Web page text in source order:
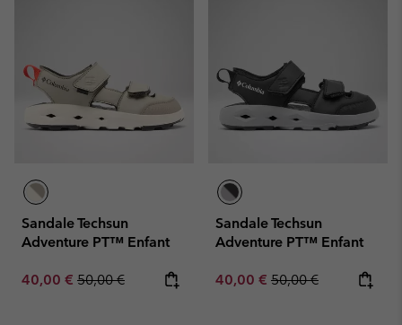
Sandale Techsun
Adventure PT™ Enfant
Sale price:
40,00 € Regular price:
50,00 €
Sandale Techsun
Adventure PT™ Enfant
Sale price:
40,00 € Regular price:
50,00 €